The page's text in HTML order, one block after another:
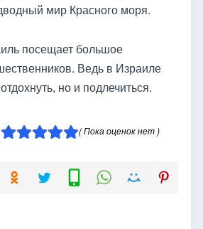
мир Красного моря.
посещает большое
Ведь в Израиле
но и подлечиться.
( Пока оценок нет )